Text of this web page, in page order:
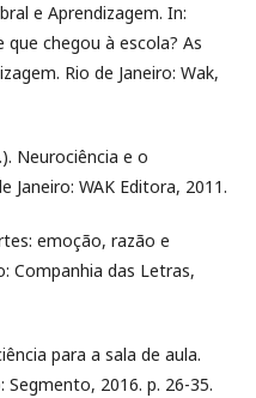
e Aprendizagem. In:
que chegou à escola? As
Rio de Janeiro: Wak,
Neurociência e o
Janeiro: WAK Editora, 2011.
emoção, razão e
Companhia das Letras,
para a sala de aula.
Segmento, 2016. p. 26-35.